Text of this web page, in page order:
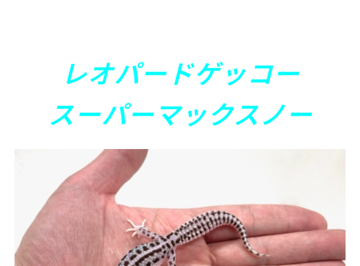
レオパードゲッコー
スーパーマックスノー